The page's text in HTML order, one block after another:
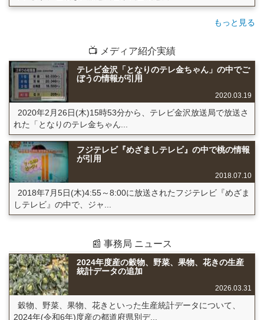
もっと見る
📺 メディア紹介実績
テレビ金沢「となりのテレ金ちゃん」の中でご
ぼうの情報が引用
2020.03.19
2020年2月26日(木)15時53分から、テレビ金沢放送局で放送さ
れた「となりのテレ金ちゃん...
フジテレビ『めざましテレビ』の中で桃の情報
が引用
2018.07.10
2018年7月5日(木)4:55～8:00に放送されたフジテレビ『めざま
しテレビ』の中で、ジャ...
📰 事務局 ニュース
2024年度産の穀物、野菜、果物、花きの生産
統計データの追加
2026.03.31
穀物、野菜、果物、花きといった生産統計データについて、
2024年(令和6年)度産の都道府県別デ...